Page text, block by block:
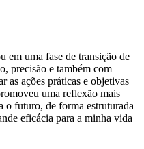
em uma fase de transição de
precisão e também com
as ações práticas e objetivas
uma reflexão mais
o futuro, de forma estruturada
eficácia para a minha vida